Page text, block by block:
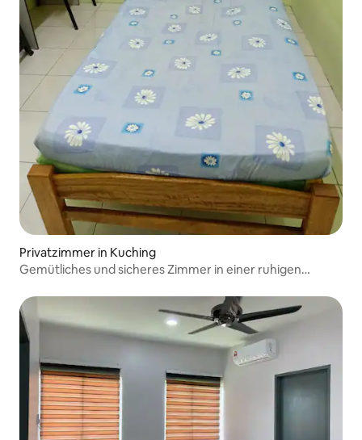
Privatzimmer in Kuching
Gemütliches und sicheres Zimmer in einer ruhigen